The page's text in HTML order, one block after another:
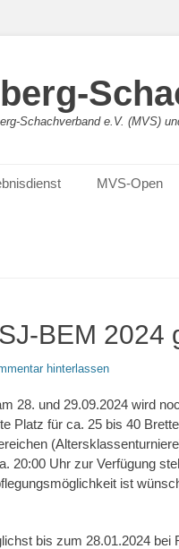
Schachverband e.V. (MVS)
MVS-Open
BEM 2024
hinterlassen
28. und 29.09.2024 wird
Platz für ca. 25 bis 40
20:00 Uhr zur Verfügung
ist
bis zum 28.01.2024 bei